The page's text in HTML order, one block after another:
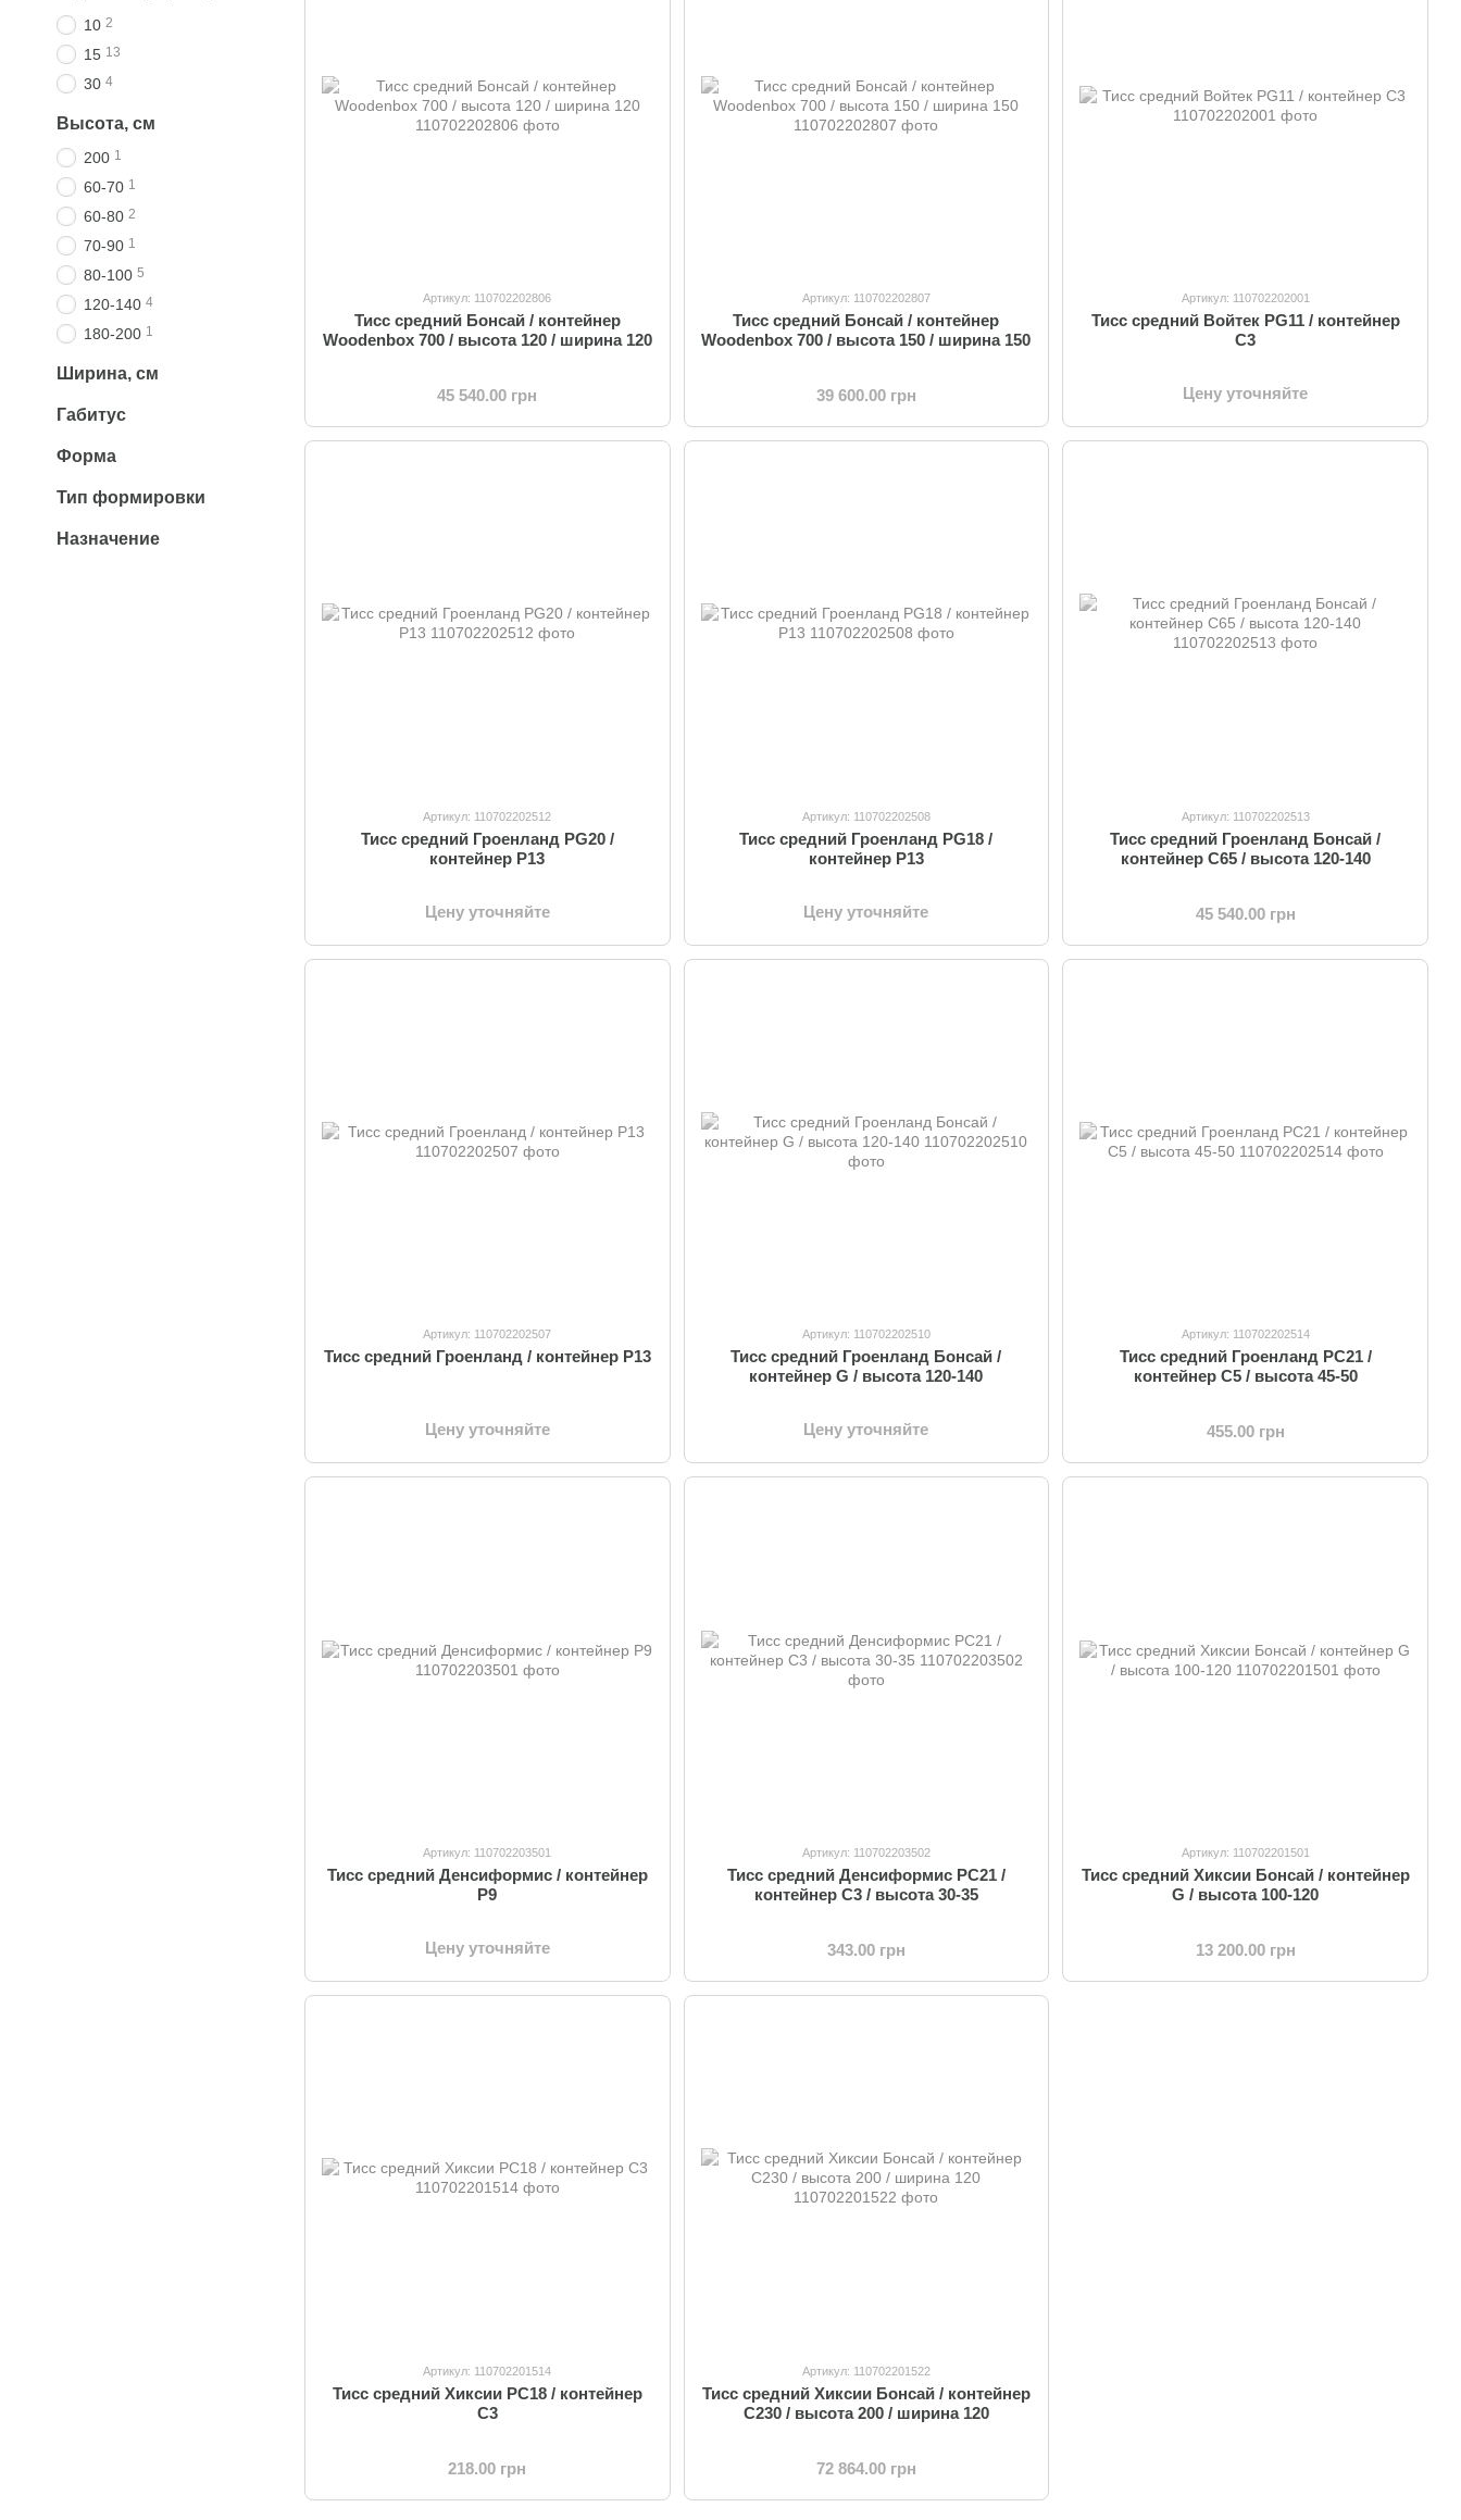
Артикул: 110702202806
Тисс средний Бонсай / контейнер
Woodenbox 700 / высота 120 / ширина 120
45 540.00 грн
Артикул: 110702202807
Тисс средний Бонсай / контейнер
Woodenbox 700 / высота 150 / ширина 150
39 600.00 грн
Артикул: 110702202001
Тисс средний Войтек PG11 / контейнер
C3
Цену уточняйте
Артикул: 110702202512
Тисс средний Гроенланд PG20 /
контейнер P13
Цену уточняйте
Артикул: 110702202508
Тисс средний Гроенланд PG18 /
контейнер P13
Цену уточняйте
Артикул: 110702202513
Тисс средний Гроенланд Бонсай /
контейнер C65 / высота 120-140
45 540.00 грн
Артикул: 110702202507
Тисс средний Гроенланд / контейнер P13
Цену уточняйте
Артикул: 110702202510
Тисс средний Гроенланд Бонсай /
контейнер G / высота 120-140
Цену уточняйте
Артикул: 110702202514
Тисс средний Гроенланд PC21 /
контейнер C5 / высота 45-50
455.00 грн
Артикул: 110702203501
Тисс средний Денсиформис / контейнер
P9
Цену уточняйте
Артикул: 110702203502
Тисс средний Денсиформис PC21 /
контейнер C3 / высота 30-35
343.00 грн
Артикул: 110702201501
Тисс средний Хиксии Бонсай / контейнер
G / высота 100-120
13 200.00 грн
Артикул: 110702201514
Тисс средний Хиксии PC18 / контейнер
C3
218.00 грн
Артикул: 110702201522
Тисс средний Хиксии Бонсай / контейнер
C230 / высота 200 / ширина 120
72 864.00 грн
10 2
15 13
30 4
Высота, см
200 1
60-70 1
60-80 2
70-90 1
80-100 5
120-140 4
180-200 1
Ширина, см
Габитус
Форма
Тип формировки
Назначение